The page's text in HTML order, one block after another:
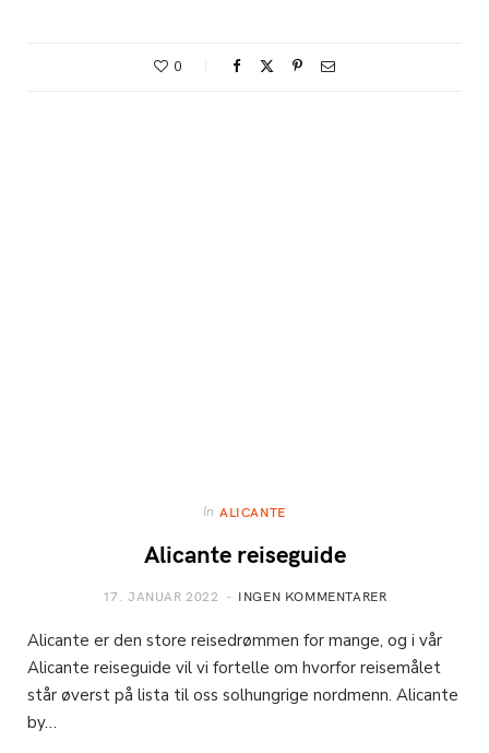
0
In ALICANTE
Alicante reiseguide
17. JANUAR 2022 INGEN KOMMENTARER
Alicante er den store reisedrømmen for mange, og i vår
Alicante reiseguide vil vi fortelle om hvorfor reisemålet
står øverst på lista til oss solhungrige nordmenn. Alicante
by…